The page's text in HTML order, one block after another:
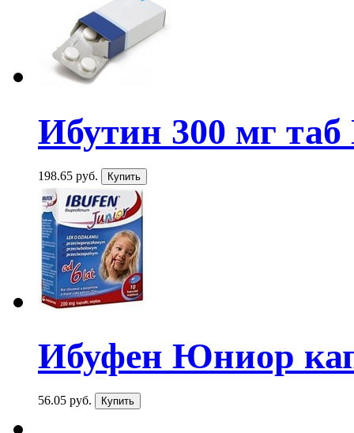
Ибутин 300 мг
198.65 руб.
Ибуфен Юниор
56.05 руб.